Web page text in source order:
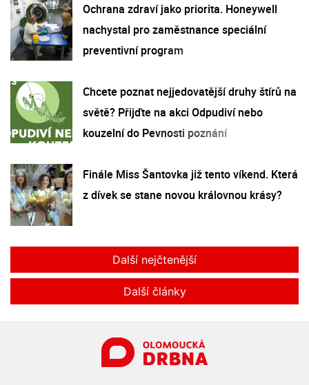
Ochrana zdraví jako priorita. Honeywell
nachystal pro zaměstnance speciální
preventivní program
Chcete poznat nejjedovatější druhy štírů na
světě? Přijďte na akci Odpudiví nebo
kouzelní do Pevnosti poznání
Finále Miss Šantovka již tento víkend. Která
z dívek se stane novou královnou krásy?
Další nejčtenější
Další články